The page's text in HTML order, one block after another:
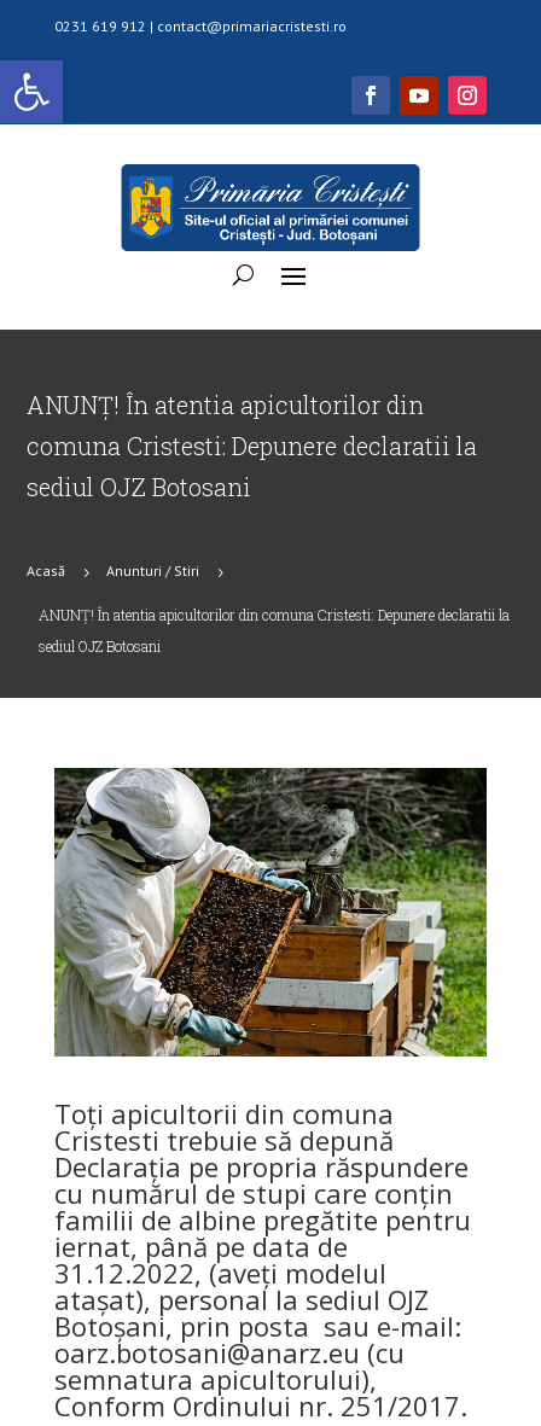
Deschide bara de unelte
0231 619 912 | contact@primariacristesti.ro
ANUNȚ! În atentia apicultorilor din
comuna Cristesti: Depunere declaratii la
sediul OJZ Botosani
Acasă 5 Anunturi / Stiri 5
ANUNȚ! În atentia apicultorilor din comuna Cristesti: Depunere declaratii la
sediul OJZ Botosani
Toți apicultorii din comuna
Cristesti trebuie să depună
Declarația pe propria răspundere
cu numărul de stupi care conțin
familii de albine pregătite pentru
iernat, până pe data de
31.12.2022, (aveți modelul
atașat), personal la sediul OJZ
Botoșani, prin posta sau e-mail:
oarz.botosani@anarz.eu (cu
semnatura apicultorului),
Conform Ordinului nr. 251/2017.